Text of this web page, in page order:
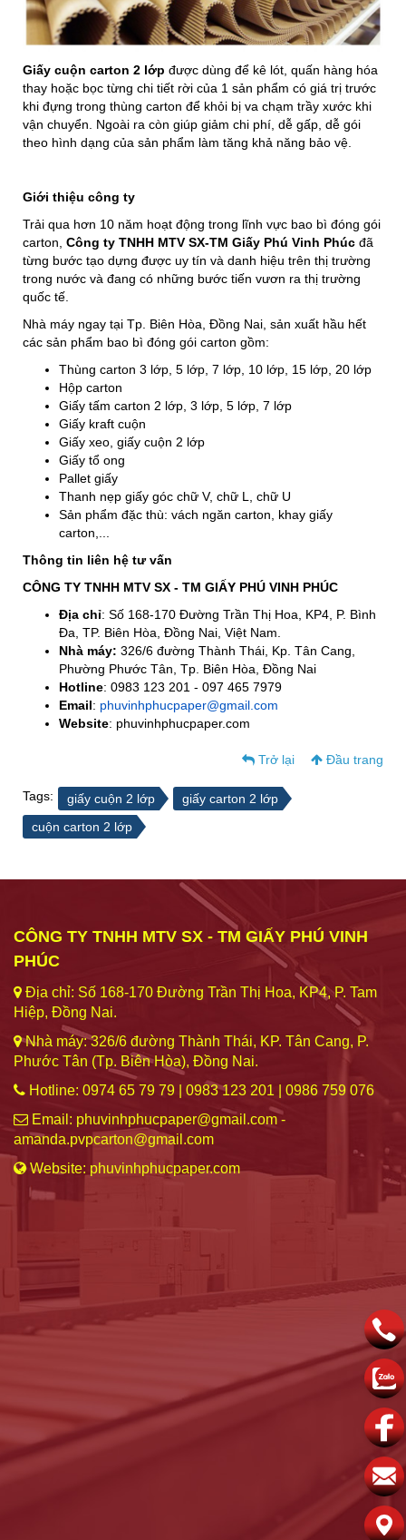
Giấy cuộn carton 2 lớp được dùng để kê lót, quấn hàng hóa
thay hoặc bọc từng chi tiết rời của 1 sản phẩm có giá trị trước
khi đựng trong thùng carton để khỏi bị va chạm trầy xước khi
vận chuyển. Ngoài ra còn giúp giảm chi phí, dễ gấp, dễ gói
theo hình dạng của sản phẩm làm tăng khả năng bảo vệ.
Giới thiệu công ty
Trải qua hơn 10 năm hoạt động trong lĩnh vực bao bì đóng gói
carton, Công ty TNHH MTV SX-TM Giấy Phú Vinh Phúc đã
từng bước tạo dựng được uy tín và danh hiệu trên thị trường
trong nước và đang có những bước tiến vươn ra thị trường
quốc tế.
Nhà máy ngay tại Tp. Biên Hòa, Đồng Nai, sản xuất hầu hết
các sản phẩm bao bì đóng gói carton gồm:
Thùng carton 3 lớp, 5 lớp, 7 lớp, 10 lớp, 15 lớp, 20 lớp
Hộp carton
Giấy tấm carton 2 lớp, 3 lớp, 5 lớp, 7 lớp
Giấy kraft cuộn
Giấy xeo, giấy cuộn 2 lớp
Giấy tổ ong
Pallet giấy
Thanh nẹp giấy góc chữ V, chữ L, chữ U
Sản phẩm đặc thù: vách ngăn carton, khay giấy
carton,...
Thông tin liên hệ tư vấn
CÔNG TY TNHH MTV SX - TM GIẤY PHÚ VINH PHÚC
Địa chỉ: Số 168-170 Đường Trần Thị Hoa, KP4, P. Bình
Đa, TP. Biên Hòa, Đồng Nai, Việt Nam.
Nhà máy: 326/6 đường Thành Thái, Kp. Tân Cang,
Phường Phước Tân, Tp. Biên Hòa, Đồng Nai
Hotline: 0983 123 201 - 097 465 7979
Email: phuvinhphucpaper@gmail.com
Website: phuvinhphucpaper.com
Trở lại Đầu trang
Tags: giấy cuộn 2 lớp
giấy carton 2 lớp
cuộn carton 2 lớp
CÔNG TY TNHH MTV SX - TM GIẤY PHÚ VINH
PHÚC
Địa chỉ: Số 168-170 Đường Trần Thị Hoa, KP4, P. Tam
Hiệp, Đồng Nai.
Nhà máy: 326/6 đường Thành Thái, KP. Tân Cang, P.
Phước Tân (Tp. Biên Hòa), Đồng Nai.
Hotline: 0974 65 79 79 | 0983 123 201 | 0986 759 076
Email: phuvinhphucpaper@gmail.com -
amanda.pvpcarton@gmail.com
Website: phuvinhphucpaper.com